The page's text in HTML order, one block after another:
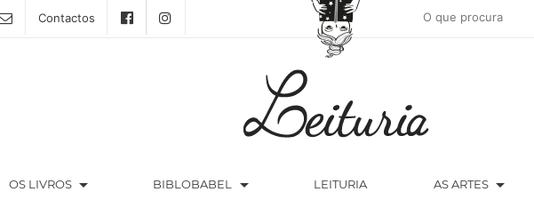
Contactos
OS LIVROS arrow_drop_down BIBLOBABEL arrow_drop_down LEITURIA AS ARTES arrow_drop_down